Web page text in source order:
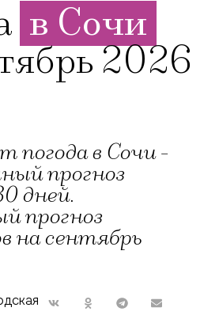
в Сочи
2026
погода в Сочи -
прогноз
дней.
прогноз
на сентябрь